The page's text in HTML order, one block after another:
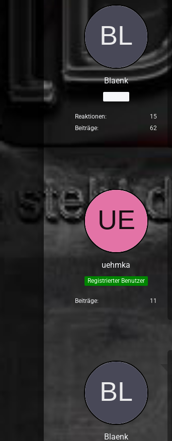
Blaenk
Reaktionen
15
Beiträge
62
uehmka
Registrierter Benutzer
Beiträge 11
Blaenk